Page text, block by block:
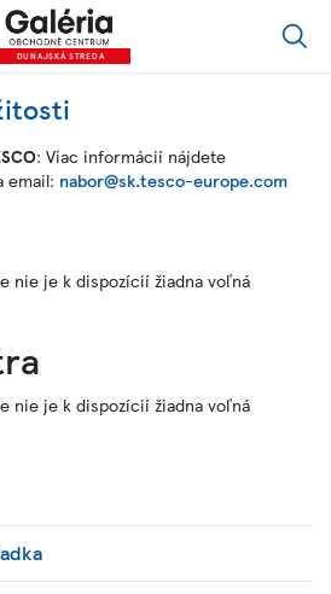
DUNAJSKÁ STREDA
: Viac informácií nájdete
email: nabor@sk.tesco-europe.com
nie je k dispozícií žiadna voľná
nie je k dispozícií žiadna voľná